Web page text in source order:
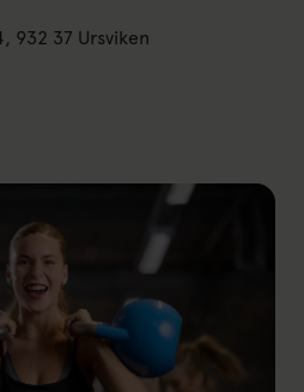
932 37 Ursviken